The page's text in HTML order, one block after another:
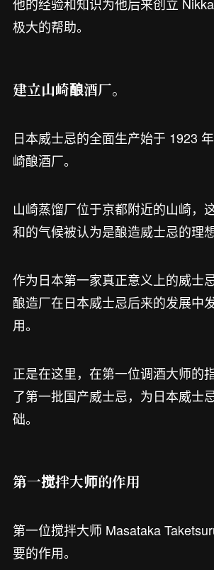
极大的帮助。
建立山崎酿酒厂。
日本威士忌的全面生产始于 1923
崎酿酒厂。
山崎蒸馏厂位于京都附近的山崎，
和的气候被认为是酿造威士忌的理
作为日本第一家真正意义上的威士
酿造厂在日本威士忌后来的发展中
用。
正是在这里，在第一位调酒大师的
了第一批国产威士忌，为日本威士
础。
第一搅拌大师的作用
第一位搅拌大师 Masataka
要的作用。